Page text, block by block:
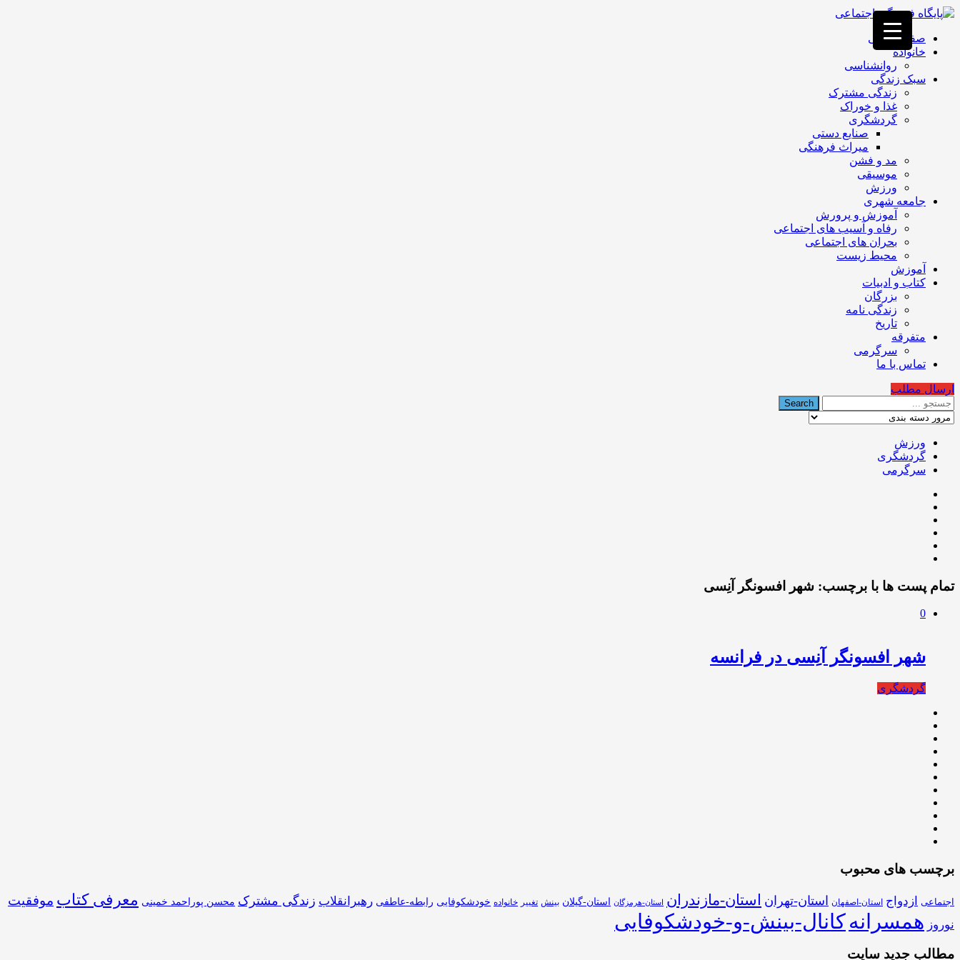
فصد
غرب
تهران
خشکشویی
تصفیه
تهران
صفحه اصلی
خانواده
روانشناسی
سبک زندگی
زندگی مشترک
غذا و خوراک
گردشگری
صنایع دستی
میراث فرهنگی
مد و فشن
موسیقی
ورزش
جامعه شهری
آموزش و پرورش
رفاه و آسیب های اجتماعی
بحران های اجتماعی
محیط زیست
آموزش
کتاب و ادبیات
بزرگان
زندگی نامه
تاریخ
متفرقه
سرگرمی
تماس با ما
ارسال مطلب
ورزش
گردشگری
سرگرمی
تمام پست ها با برچسب: شهر افسونگر آنِسی
0
شهر افسونگر آنِسی در فرانسه
گردشگری
برچسب های محبوب
اجتماعی ازدواج استان-اصفهان استان-تهران استان-مازندران استان-هرمزگان استان-گیلان بینش تغییر خانواده خودشکوفایی رابطه-عاطفی رهبرانقلاب زندگی مشترک محسن پوراحمد خمینی معرفی کتاب موفقیت
نوروز همسرانهکانال-بینش-و-خودشکوفایی
مطالب جدید سایت